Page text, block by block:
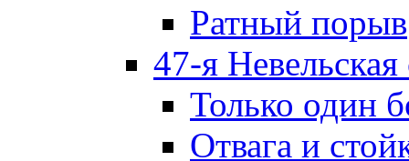
Ратный порыв
47-я Невельская
Только один
Отвага и